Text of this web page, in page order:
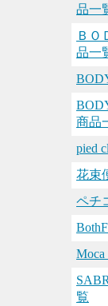
品一
ＢＯ
品一
商品
pied
花束
ペチ
覧